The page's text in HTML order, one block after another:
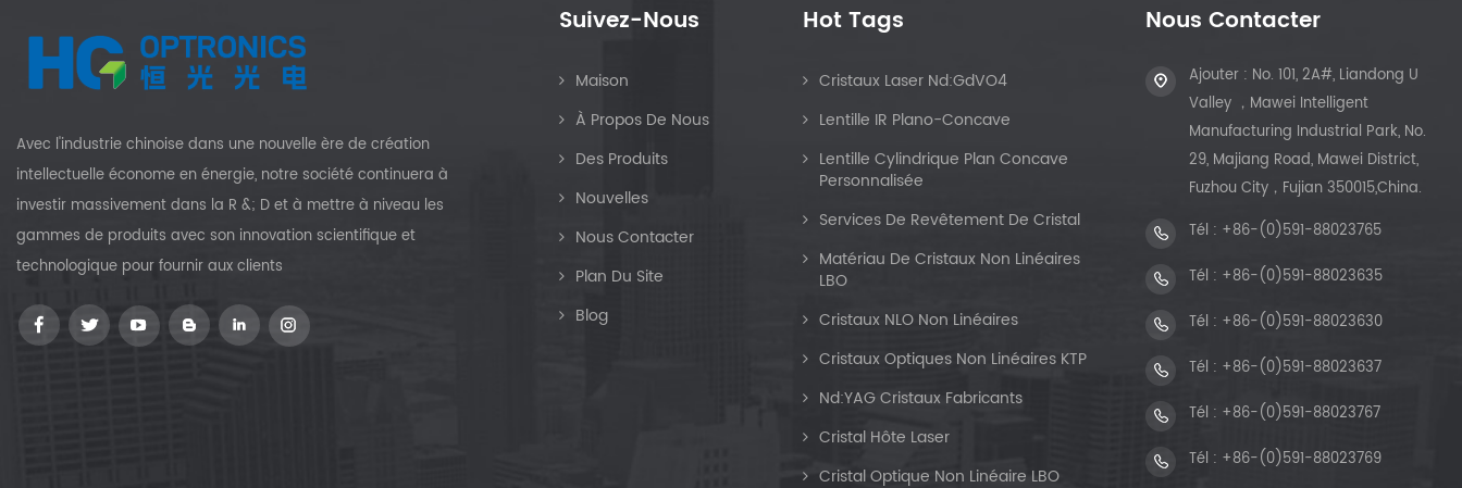
Avec l'industrie chinoise dans une nouvelle ère de création
intellectuelle économe en énergie, notre société continuera à
investir massivement dans la R &; D et à mettre à niveau les
gammes de produits avec son innovation scientifique et
technologique pour fournir aux clients
Suivez-Nous
Maison
À Propos De Nous
Des Produits
Nouvelles
Nous Contacter
Plan Du Site
Blog
Hot Tags
Cristaux Laser Nd:GdVO4
Lentille IR Plano-Concave
Lentille Cylindrique Plan Concave
Personnalisée
Services De Revêtement De Cristal
Matériau De Cristaux Non Linéaires
LBO
Cristaux NLO Non Linéaires
Cristaux Optiques Non Linéaires KTP
Nd:YAG Cristaux Fabricants
Cristal Hôte Laser
Cristal Optique Non Linéaire LBO
Nous Contacter
Ajouter : No. 101, 2A#, Liandong U
Valley ，Mawei Intelligent
Manufacturing Industrial Park, No.
29, Majiang Road, Mawei District,
Fuzhou City，Fujian 350015,China.
Tél : +86-(0)591-88023765
Tél : +86-(0)591-88023635
Tél : +86-(0)591-88023630
Tél : +86-(0)591-88023637
Tél : +86-(0)591-88023767
Tél : +86-(0)591-88023769